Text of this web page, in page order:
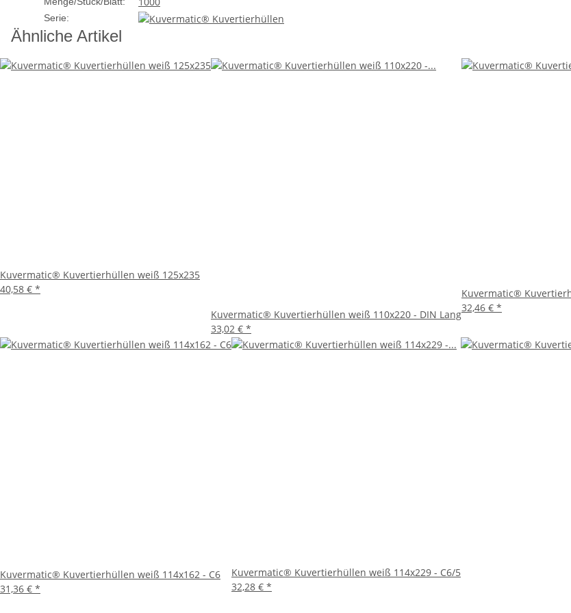
Klebestreifen bietet eine sichere Versiegelung, damit Ihre Inhalte während des Transports geschützt bleiben.
Diese Hüllen sind nicht nur für den Postversand gedacht, sondern auch ideal für interne
und vieles mehr.
Die Kuvermatic® Kuvertierhüllen sind aus nachhaltigen Materialien hergestellt und
umweltfreundlichen Wahl für umweltbewusste Verbraucher macht.
überzeugen Sie sich selbst von der hervorragenden Qualität dieser Kuvertierhüllen.
Serie:
Ähnliche Artikel
Kuvermatic® Kuvertierhüllen weiß 125x235
40,58 € *
Kuvermatic® Kuvertierhüllen weiß 110x220 - DIN Lang
33,02 € *
Kuvermatic®
32,46 € *
Kuvermatic® Kuvertierhüllen weiß 114x162 - C6
31,36 € *
Kuvermatic® Kuvertierhüllen weiß 114x229 - C6/5
32,28 € *